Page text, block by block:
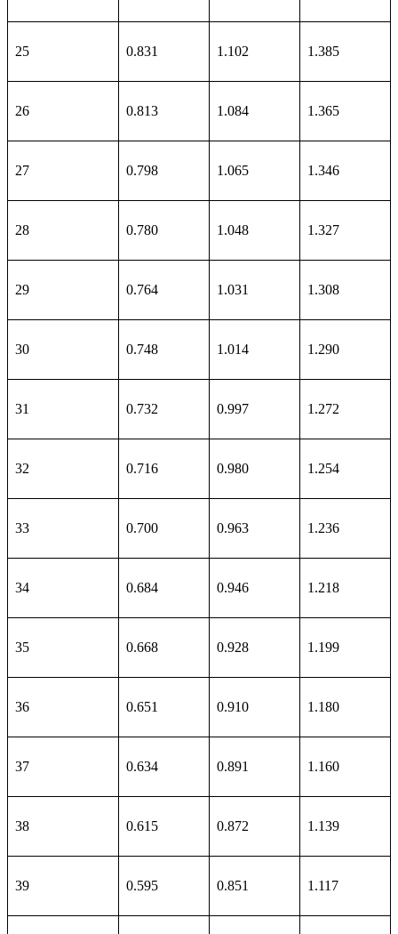
25 0.831 1.102 1.385
26 0.813 1.084 1.365
27 0.798 1.065 1.346
28 0.780 1.048 1.327
29 0.764 1.031 1.308
30 0.748 1.014 1.290
31 0.732 0.997 1.272
32 0.716 0.980 1.254
33 0.700 0.963 1.236
34 0.684 0.946 1.218
35 0.668 0.928 1.199
36 0.651 0.910 1.180
37 0.634 0.891 1.160
38 0.615 0.872 1.139
39 0.595 0.851 1.117